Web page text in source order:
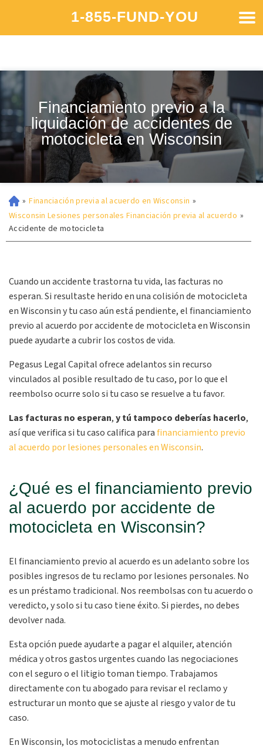
1-855-FUND-YOU
Financiamiento previo a la
liquidación de accidentes de
motocicleta en Wisconsin
» Financiación previa al acuerdo en Wisconsin »
Wisconsin Lesiones personales Financiación previa al acuerdo »
Accidente de motocicleta
Cuando un accidente trastorna tu vida, las facturas no
esperan. Si resultaste herido en una colisión de motocicleta
en Wisconsin y tu caso aún está pendiente, el financiamiento
previo al acuerdo por accidente de motocicleta en Wisconsin
puede ayudarte a cubrir los costos de vida.
Pegasus Legal Capital ofrece adelantos sin recurso
vinculados al posible resultado de tu caso, por lo que el
reembolso ocurre solo si tu caso se resuelve a tu favor.
Las facturas no esperan,y tú tampoco deberías hacerlo,
así que verifica si tu caso califica parafinanciamiento previo
al acuerdo por lesiones personales en Wisconsin.
¿Qué es el financiamiento previo
al acuerdo por accidente de
motocicleta en Wisconsin?
El financiamiento previo al acuerdo es un adelanto sobre los
posibles ingresos de tu reclamo por lesiones personales. No
es un préstamo tradicional. Nos reembolsas con tu acuerdo o
veredicto, y solo si tu caso tiene éxito. Si pierdes, no debes
devolver nada.
Esta opción puede ayudarte a pagar el alquiler, atención
médica y otros gastos urgentes cuando las negociaciones
con el seguro o el litigio toman tiempo. Trabajamos
directamente con tu abogado para revisar el reclamo y
estructurar un monto que se ajuste al riesgo y valor de tu
caso.
En Wisconsin, los motociclistas a menudo enfrentan